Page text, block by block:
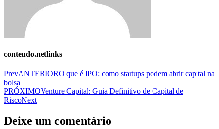
conteudo.netlinks
PrevANTERIORO que é IPO: como startups podem abrir capital na
bolsa
PRÓXIMOVenture Capital: Guia Definitivo de Capital de
RiscoNext
Deixe um comentário